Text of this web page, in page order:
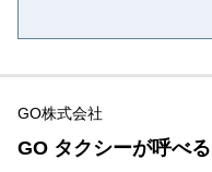
GO株式会社
GO タクシーが呼べ